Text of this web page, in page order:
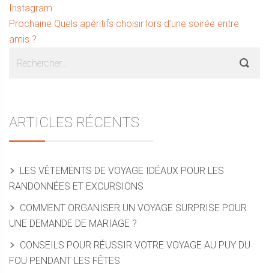
de
l’article
Instagram
Prochaine Article
Quels apéritifs choisir lors d’une soirée entre
amis ?
Sidebar
ARTICLES RÉCENTS
LES VÊTEMENTS DE VOYAGE IDÉAUX POUR LES
RANDONNÉES ET EXCURSIONS
COMMENT ORGANISER UN VOYAGE SURPRISE POUR
UNE DEMANDE DE MARIAGE ?
CONSEILS POUR RÉUSSIR VOTRE VOYAGE AU PUY DU
FOU PENDANT LES FÊTES